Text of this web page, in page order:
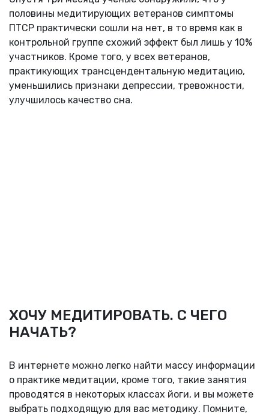
половины медитирующих ветеранов симптомы
ПТСР практически сошли на нет, в то время как в
контрольной группе схожий эффект был лишь у 10%
участников. Кроме того, у всех ветеранов,
практикующих трансцендентальную медитацию,
уменьшились признаки депрессии, тревожности,
улучшилось качество сна.
ХОЧУ МЕДИТИРОВАТЬ. С ЧЕГО
НАЧАТЬ?
В интернете можно легко найти массу информации
о практике медитации, кроме того, такие занятия
проводятся в некоторых классах йоги, и вы можете
выбрать подходящую для вас методику. Помните,